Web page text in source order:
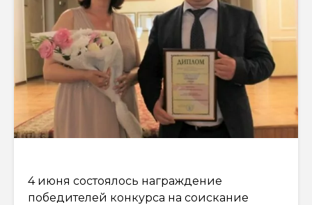
4 июня состоялось награждение
победителей конкурса на соискание